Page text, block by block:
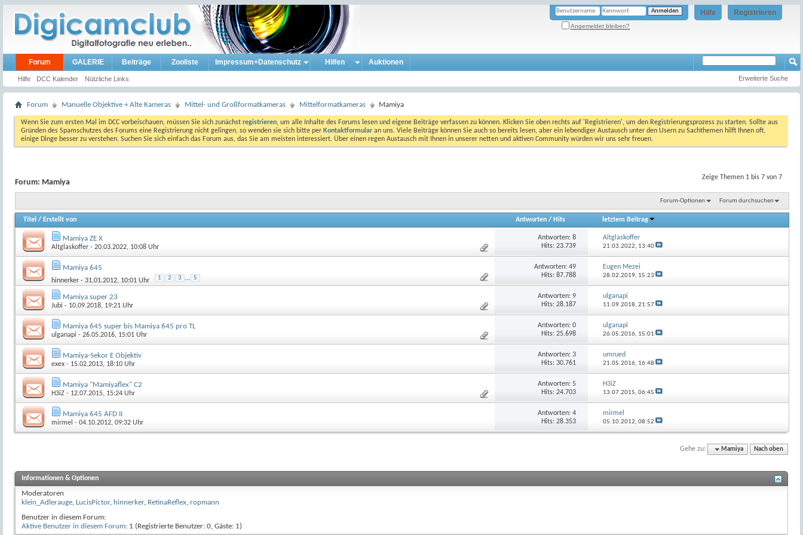
Registrieren
Hilfe
Angemeldet bleiben?
Forum
Hilfe DCC Kalender Nützliche Links
GALERIE Beiträge Zooliste Impressum+Datenschutz Hilfen Auktionen
Erweiterte Suche
Forum Manuelle Objektive + Alte Kameras Mittel- und Großformatkameras Mittelformatkameras Mamiya
Wenn Sie zum ersten Mal im DCC vorbeischauen, müssen Sie sich zunächst registrieren, um alle Inhalte des Forums lesen und eigene Beiträge verfassen zu können. Klicken Sie oben rechts auf 'Registrieren', um den Registrierungsprozess zu starten. Sollte aus
Gründen des Spamschutzes des Forums eine Registrierung nicht gelingen, so wenden sie sich bitte per Kontaktformular an uns. Viele Beiträge können Sie auch so bereits lesen, aber ein lebendiger Austausch unter den Usern zu Sachthemen hilft Ihnen oft,
einige Dinge besser zu verstehen. Suchen Sie sich einfach das Forum aus, das Sie am meisten interessiert. Über einen regen Austausch mit Ihnen in unserer netten und aktiven Community würden wir uns sehr freuen.
Zeige Themen 1 bis 7 von 7
Forum: Mamiya
Forum-Optionen Forum durchsuchen
Titel / Erstellt von Antworten / Hits letztem Beitrag
Mamiya ZE X
Altglaskoffer - 20.03.2022, 10:08 Uhr
Antworten: 8
Hits: 23.739
Altglaskoffer
21.03.2022, 13:40
Mamiya 645
hinnerker - 31.01.2012, 10:01 Uhr 1 2 3 ... 5
Antworten: 49
Hits: 87.788
Eugen Mezei
28.02.2019, 15:23
Mamiya super 23
Jubi - 10.09.2018, 19:21 Uhr
Antworten: 9
Hits: 28.187
ulganapi
11.09.2018,21:57
Mamiya 645 super bis Mamiya 645 pro TL
ulganapi - 26.05.2016, 15:01 Uhr
Antworten: 0
Hits: 25.698
ulganapi
26.05.2016, 15:01
Mamiya-Sekor E Objektiv
exex - 15.02.2013, 18:10 Uhr
Antworten: 3
Hits: 30.761
umrued
21.05.2016, 16:48
Mamiya "Mamiyaflex" C2
H3iZ - 12.07.2015, 15:24 Uhr
Antworten: 5
Hits: 24.703
H3iZ
13.07.2015,06:45
Mamiya 645 AFD II
mirmel - 04.10.2012, 09:32 Uhr
Antworten: 4
Hits: 28.353
mirmel
05.10.2012,08:52
Gehe zu: Mamiya Nach oben
Informationen & Optionen
Moderatoren
klein_Adlerauge, LucisPictor, hinnerker, RetinaReflex, ropmann
Benutzer in diesem Forum:
Aktive Benutzer in diesem Forum: 1 (Registrierte Benutzer: 0, Gäste: 1)